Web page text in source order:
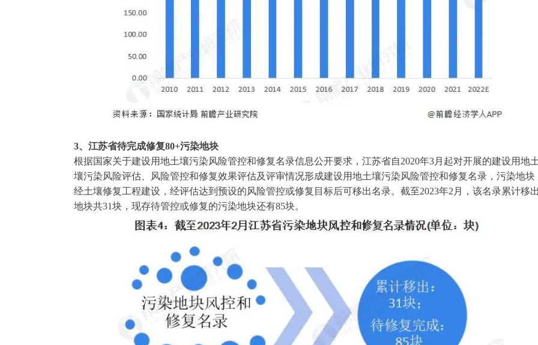
3、江苏省待完成修复80+污染地块
根据国家关于建设用地土壤污染风险管控和修复名录信息公开要求，江苏省自2020年3月起对开展的建设用地
壤污染风险评估、风险管控和修复效果评估及评审情况形成建设用地土壤污染风险管控和修复名录，污染地块
经土壤修复工程建设，经评估达到预设的风险管控或修复目标后可移出名录。截至2023年2月，该名录累计移
地块共31块，现存待管控或修复的污染地块还有85块。